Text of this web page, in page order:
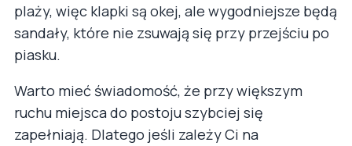
plaży, więc klapki są okej, ale wygodniejsze będą
sandały, które nie zsuwają się przy przejściu po
piasku.
Warto mieć świadomość, że przy większym
ruchu miejsca do postoju szybciej się
zapełniają. Dlatego jeśli zależy Ci na